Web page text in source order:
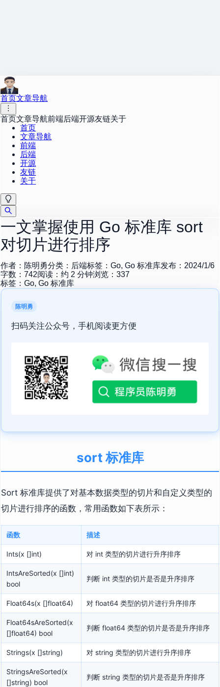
首页文章导航
首页文章导航前端后端开源友链关于
首页
文章导航
前端
后端
开源
友链
关于
一文掌握使用 Go 标准库 sort
对切片进行排序
作者： 陈明勇分类： 后端标签： Go, Go 标准库发布： 2024/1/6
字数： 742阅读：约 2 分钟浏览： 337
标签： Go, Go 标准库
陈明勇
扫码关注公众号，手机阅读更方便
sort 标准库
Sort 标准库提供了对基本数据类型的切片和自定义类型的
切片进行排序的函数，常用函数如下表所示：
函数 描述
Ints(x []int) 对 int 类型的切片进行升序排序
IntsAreSorted(x []int)
bool
判断 int 类型的切片是否是升序排序
Float64s(x []float64) 对 float64 类型的切片进行升序排序
Float64sAreSorted(x
[]float64) bool
判断 float64 类型的切片是否是升序排序
Strings(x []string) 对 string 类型的切片进行升序排序
StringsAreSorted(x
[]string) bool
判断 string 类型的切片是否是升序排序